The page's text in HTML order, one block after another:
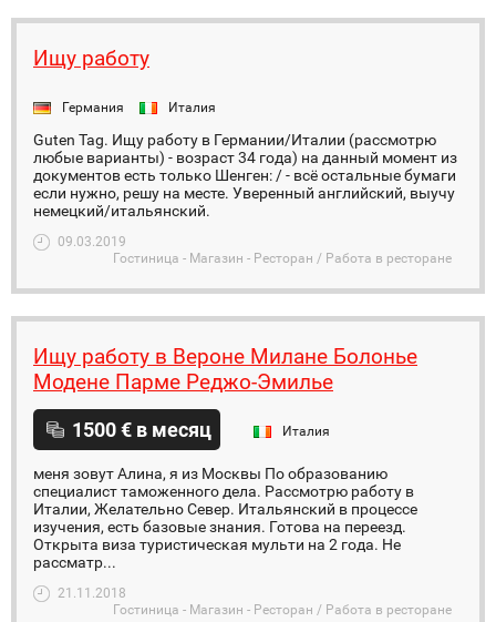
Ищу работу
Германия Италия
Guten Tag. Ищу работу в Германии/Италии (рассмотрю
любые варианты) - возраст 34 года) на данный момент из
документов есть только Шенген: / - всё остальные бумаги
если нужно, решу на месте. Уверенный английский, выучу
немецкий/итальянский.
09.03.2019
Гостиница - Магазин - Ресторан / Работа в ресторане
Ищу работу в Вероне Милане Болонье
Модене Парме Реджо-Эмилье
1500 € в месяц Италия
меня зовут Алина, я из Москвы По образованию
специалист таможенного дела. Рассмотрю работу в
Италии, Желательно Север. Итальянский в процессе
изучения, есть базовые знания. Готова на переезд.
Открыта виза туристическая мульти на 2 года. Не
рассматр...
21.11.2018
Гостиница - Магазин - Ресторан / Работа в ресторане